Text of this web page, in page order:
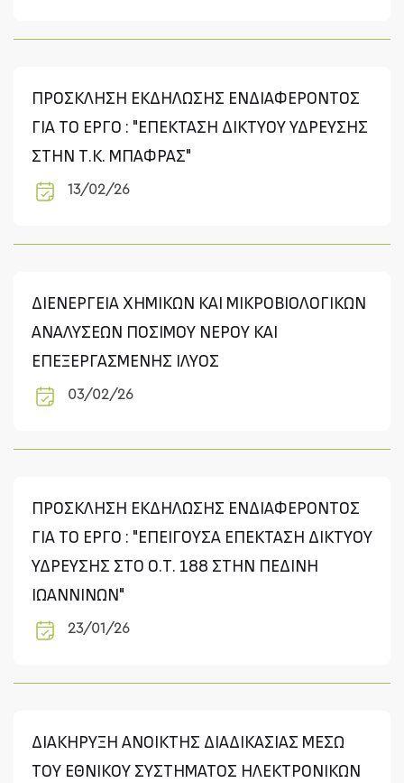
ΠΡΟΣΚΛΗΣΗ ΕΚΔΗΛΩΣΗΣ ΕΝΔΙΑΦΕΡΟΝΤΟΣ
ΓΙΑ ΤΟ ΕΡΓΟ : "ΕΠΕΚΤΑΣΗ ΔΙΚΤΥΟΥ ΥΔΡΕΥΣΗΣ
ΣΤΗΝ Τ.Κ. ΜΠΑΦΡΑΣ"
13/02/26
ΔΙΕΝΕΡΓΕΙΑ ΧΗΜΙΚΩΝ ΚΑΙ ΜΙΚΡΟΒΙΟΛΟΓΙΚΩΝ
ΑΝΑΛΥΣΕΩΝ ΠΟΣΙΜΟΥ ΝΕΡΟΥ ΚΑΙ
ΕΠΕΞΕΡΓΑΣΜΕΝΗΣ ΙΛΥΟΣ
03/02/26
ΠΡΟΣΚΛΗΣΗ ΕΚΔΗΛΩΣΗΣ ΕΝΔΙΑΦΕΡΟΝΤΟΣ
ΓΙΑ ΤΟ ΕΡΓΟ : "ΕΠΕΙΓΟΥΣΑ ΕΠΕΚΤΑΣΗ ΔΙΚΤΥΟΥ
ΥΔΡΕΥΣΗΣ ΣΤΟ Ο.Τ. 188 ΣΤΗΝ ΠΕΔΙΝΗ
ΙΩΑΝΝΙΝΩΝ"
23/01/26
ΔΙΑΚΗΡΥΞΗ ΑΝΟΙΚΤΗΣ ΔΙΑΔΙΚΑΣΙΑΣ ΜΕΣΩ
ΤΟΥ ΕΘΝΙΚΟΥ ΣΥΣΤΗΜΑΤΟΣ ΗΛΕΚΤΡΟΝΙΚΩΝ